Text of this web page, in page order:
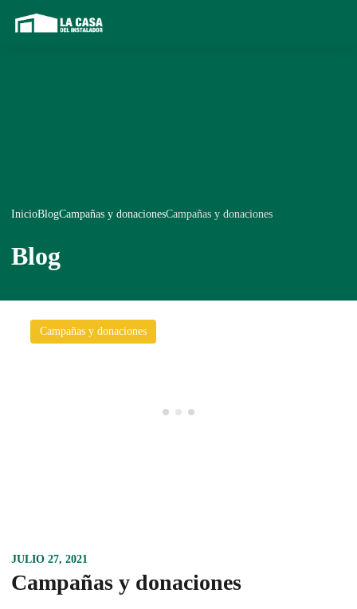
InicioBlogCampañas y donacionesCampañas y donaciones
Blog
Campañas y donaciones
JULIO 27, 2021
Campañas y donaciones